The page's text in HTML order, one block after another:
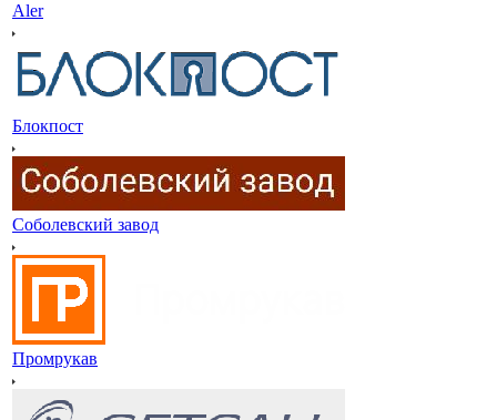
Aler
Блокпост
Соболевский завод
Промрукав